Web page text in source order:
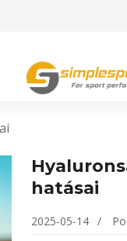
hatásai
2025-05-14